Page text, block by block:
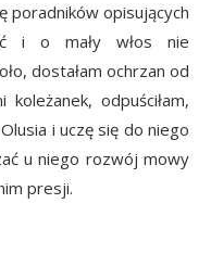
poradników opisujących
i o mały włos nie
dostałam ochrzan od
odpuściłam,
i uczę się do niego
u niego rozwój mowy
presji.